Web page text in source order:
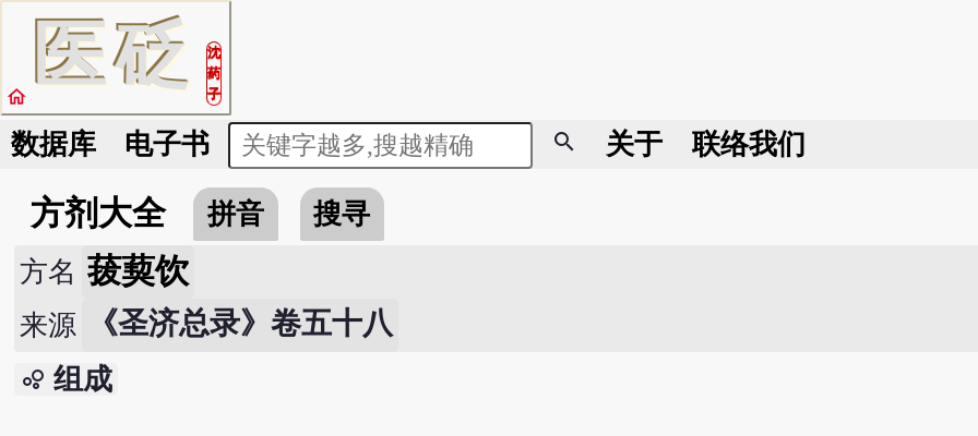
医砭
沈
药
子
home
数据库 电子书 search 关于 联络我们
方剂大全 拼音
搜寻
方名 菝葜饮
来源 《圣济总录》卷五十八
bubble_chart 组成